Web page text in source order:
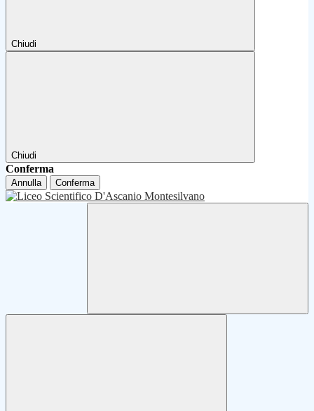
Chiudi
Chiudi
Conferma
Annulla Conferma